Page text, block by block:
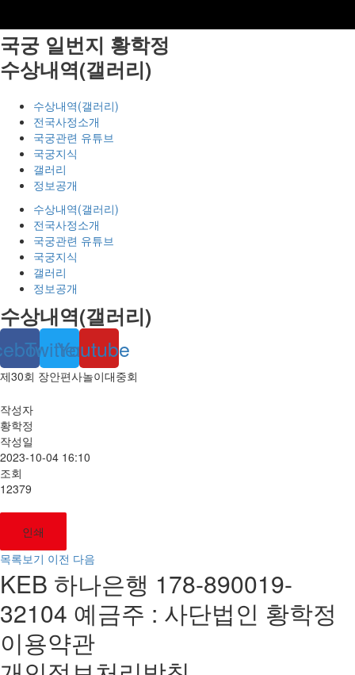
국궁 일번지 황학정
수상내역(갤러리)
수상내역(갤러리)
전국사정소개
국궁관련 유튜브
국궁지식
갤러리
정보공개
수상내역(갤러리)
전국사정소개
국궁관련 유튜브
국궁지식
갤러리
정보공개
수상내역(갤러리)
TwitterYoutube
제30회 장안편사놀이대중회
작성자
황학정
작성일
2023-10-04 16:10
조회
12379
인쇄
목록보기 이전 다음
KEB 하나은행 178-890019-
32104 예금주 : 사단법인 황학정
이용약관